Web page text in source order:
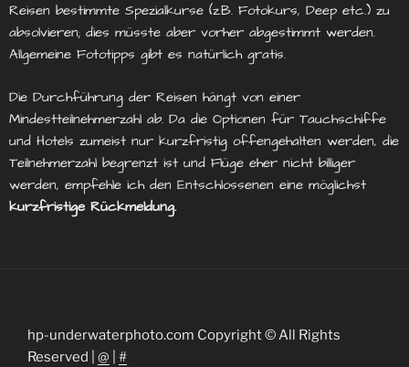
Reisen bestimmte Spezialkurse (z.B. Fotokurs, Deep etc.) zu
absolvieren; dies müsste aber vorher abgestimmt werden.
Allgemeine Fototipps gibt es natürlich gratis.
Die Durchführung der Reisen hängt von einer
Mindestteilnehmerzahl ab. Da die Optionen für Tauchschiffe
und Hotels zumeist nur kurzfristig offengehalten werden, die
Teilnehmerzahl begrenzt ist und Flüge eher nicht billiger
werden, empfehle ich den Entschlossenen eine möglichst
kurzfristige Rückmeldung.
hp-underwaterphoto.com Copyright © All Rights
Reserved | @ #